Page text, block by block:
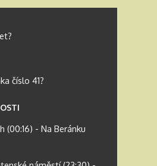
číslo 41?
(00:16) - Na Beránku